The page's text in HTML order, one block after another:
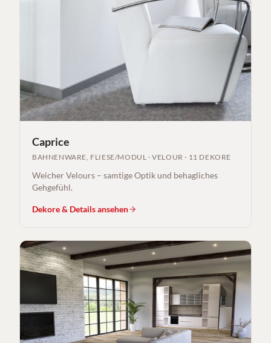
Caprice
BAHNENWARE, FLIESE/MODUL ·VELOUR · 11 DEKORE
Weicher Velours – samtige Optik und behagliches
Gehgefühl.
Dekore & Details ansehen